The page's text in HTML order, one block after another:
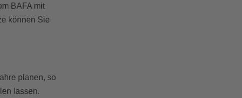
BAFA mit
können Sie
planen, so
lassen.